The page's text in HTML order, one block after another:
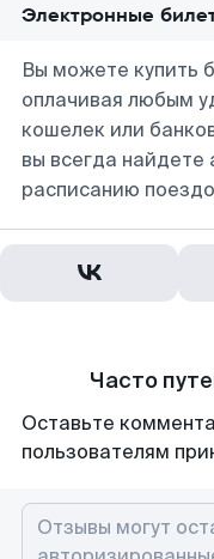
Электронные
Вы можете купить
оплачивая любым
кошелек или
вы всегда
расписанию
Часто
Оставьте
пользователям